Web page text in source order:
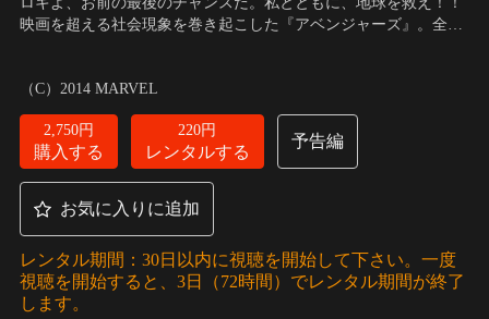
映画を超える社会現象を巻き起こした『アベンジャーズ』。全世
男・ソーとその弟にして宿敵・ロキの壮絶な戦いを描いたアクシ
ョン超大作『マイティ・ソー／ダーク・ワールド』！
ン・テイラー
（C）2014 MARVEL
2,750円
購入する
220円
レンタルする
予告編
お気に入りに追加
レンタル期間：30日以内に視聴を開始して下さい。一度
視聴を開始すると、3日（72時間）でレンタル期間が終了
します。